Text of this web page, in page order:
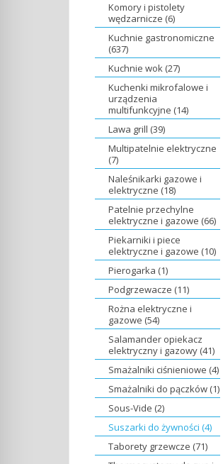
Komory i pistolety
wędzarnicze (6)
Kuchnie gastronomiczne
(637)
Kuchnie wok (27)
Kuchenki mikrofalowe i
urządzenia
multifunkcyjne (14)
Lawa grill (39)
Multipatelnie elektryczne
(7)
Naleśnikarki gazowe i
elektryczne (18)
Patelnie przechylne
elektryczne i gazowe (66)
Piekarniki i piece
elektryczne i gazowe (10)
Pierogarka (1)
Podgrzewacze (11)
Rożna elektryczne i
gazowe (54)
Salamander opiekacz
elektryczny i gazowy (41)
Smażalniki ciśnieniowe (4)
Smażalniki do pączków (1)
Sous-Vide (2)
Suszarki do żywności (4)
Taborety grzewcze (71)